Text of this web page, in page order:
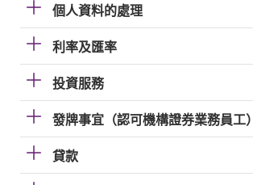
個人資料的處理
利率及匯率
投資服務
發牌事宜（認可機構證券業務員工）
貸款